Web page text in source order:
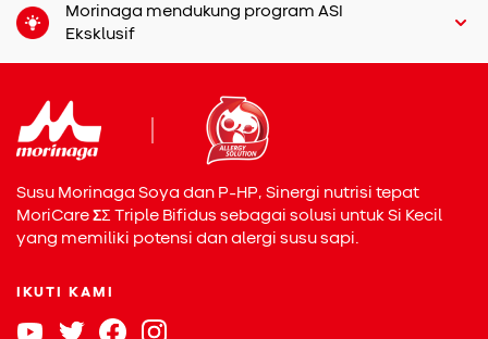
Berikut ini beberapa cara kerja probiotik dalam menjaga
Memperbaiki Keseimbangan Mikroflora Usus:
Probiotik membantu memperbaiki keseimbangan
yang melawan berlebihannya bakteri jahat.
Meningkatkan Fungsi Pencernaan dan
Pergerakan Usus:
Probiotik membantu
tubuh, serta menyeimbangkan tingkat pH di
besar. Hal ini dapat membantu kotoran bergerak
Morinaga mendukung program ASI
Eksklusif
Susu Morinaga Soya dan P-HP, Sinergi nutrisi tepat
MoriCareΣΣTriple Bifidus sebagai solusi untuk Si Kecil
yang memiliki potensi dan alergi susu sapi.
IKUTI KAMI